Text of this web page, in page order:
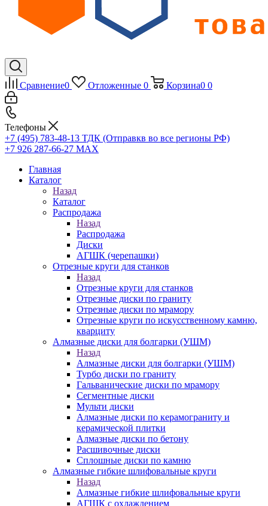
Сравнение0 Отложенные 0 Корзина0 0
Телефоны
+7 (495) 783-48-13 ТДК (Отправкв во все регионы РФ)
+7 926 287-66-27 МАХ
Главная
Каталог
Назад
Каталог
Распродажа
Назад
Распродажа
Диски
АГШК (черепашки)
Отрезные круги для станков
Назад
Отрезные круги для станков
Отрезные диски по граниту
Отрезные диски по мрамору
Отрезные круги по искусственному камню,
кварциту
Алмазные диски для болгарки (УШМ)
Назад
Алмазные диски для болгарки (УШМ)
Турбо диски по граниту
Гальванические диски по мрамору
Сегментные диски
Мульти диски
Алмазные диски по керамограниту и
керамической плитки
Алмазные диски по бетону
Расшивочные диски
Сплошные диски по камню
Алмазные гибкие шлифовальные круги
Назад
Алмазные гибкие шлифовальные круги
АГШК с охлаждением